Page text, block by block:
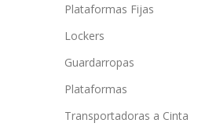
Plataformas Fijas
Lockers
Guardarropas
Plataformas
Transportadoras a Cinta